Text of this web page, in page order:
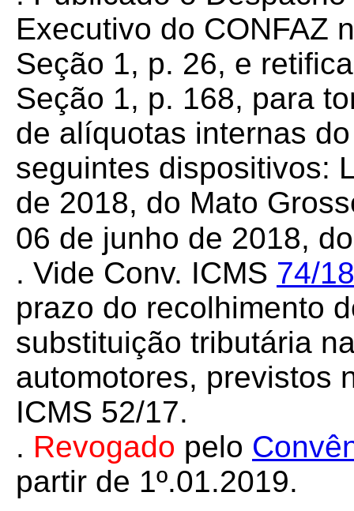
Executivo do CONFAZ
Seção 1, p. 26, e
Seção 1, p. 168, para
de alíquotas internas
seguintes dispositivos:
de 2018, do Mato
06 de junho de 2018,
. Vide Conv. ICMS 74/
prazo do recolhimento
substituição tributária
automotores, previstos
ICMS 52/17.
. Revogado pelo
partir de 1º.01.2019.